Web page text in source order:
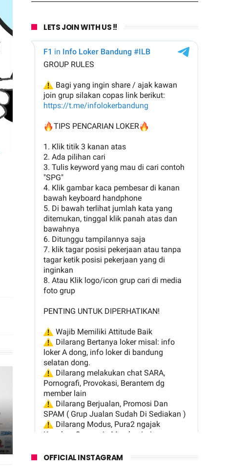
LETS JOIN WITH US !!
OFFICIAL INSTAGRAM